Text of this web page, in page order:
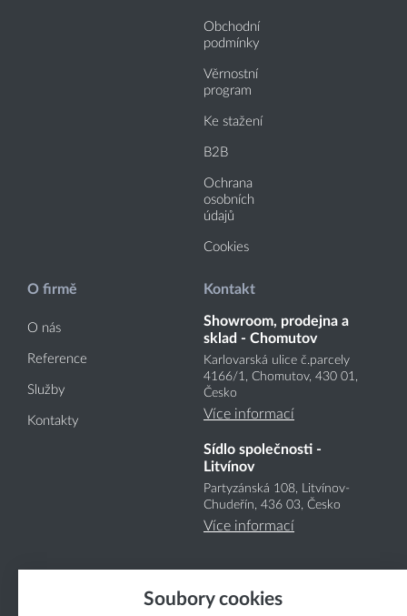
Obchodní
podmínky
Věrnostní
program
Ke stažení
B2B
Ochrana
osobních
údajů
Cookies
O firmě
O nás
Reference
Služby
Kontakty
Kontakt
Showroom, prodejna a
sklad - Chomutov
Karlovarská ulice č.parcely
4166/1, Chomutov, 430 01,
Česko
Více informací
Sídlo společnosti -
Litvínov
Partyzánská 108, Litvínov-
Chudeřín, 436 03, Česko
Více informací
Soubory cookies